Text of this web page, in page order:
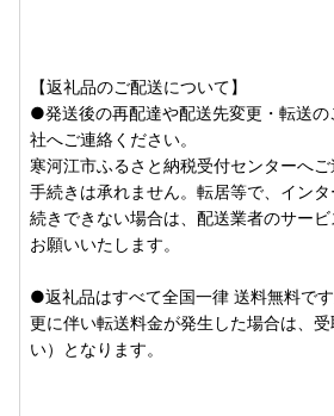
（転送）する場合、転送費用（着払い
ご贈答用などご寄附者様と受取人様が
も、受取人様に着払いでご負担いただ
お届け先住所をご入力の際には十分に
うお願いいたします。
【詳細はヤマト運輸のＨＰをご確認く
■返礼品について■
【返礼品のご配送について】
●発送後の再配達や配送先変更・転送
社へご連絡ください。
寒河江市ふるさと納税受付センターへ
手続きは承れません。転居等で、イン
続きできない場合は、配送業者のサー
お願いいたします。
●返礼品はすべて全国一律 送料無料で
更に伴い転送料金が発生した場合は、
い）となります。